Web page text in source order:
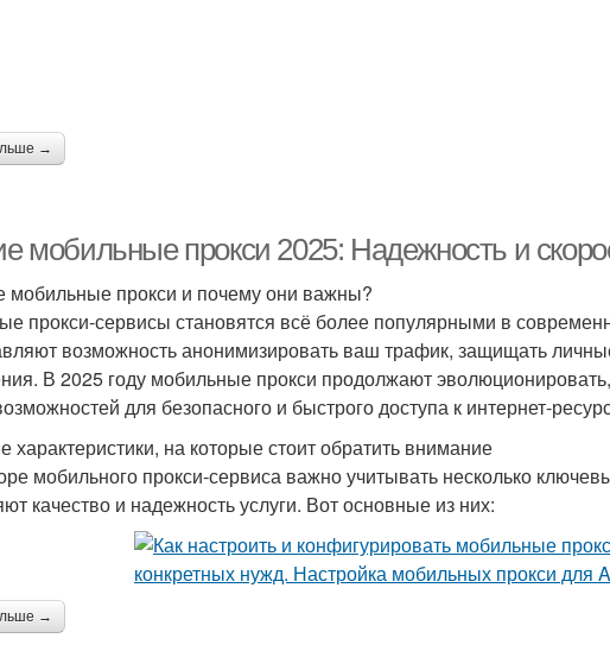
→
мобильные прокси 2025: Надежность и
мобильные прокси и почему они важны?
прокси-сервисы становятся всё более популярными в
возможность анонимизировать ваш трафик, защищать
В 2025 году мобильные прокси продолжают
для безопасного и быстрого доступа к интернет-
характеристики, на которые стоит обратить внимание
мобильного прокси-сервиса важно учитывать несколько
качество и надежность услуги. Вот основные из них:
→